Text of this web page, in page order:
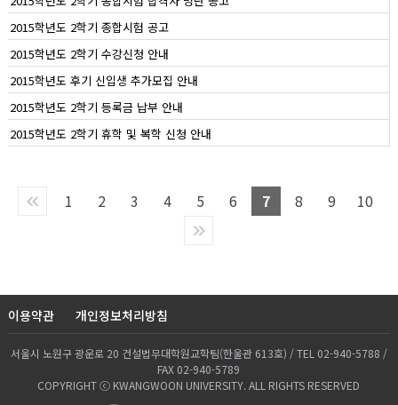
2015학년도 2학기 종합시험 공고
2015학년도 2학기 수강신청 안내
2015학년도 후기 신입생 추가모집 안내
2015학년도 2학기 등록금 납부 안내
2015학년도 2학기 휴학 및 복학 신청 안내
1 2 3 4 5 6 7 8 9 10
이용약관 개인정보처리방침
서울시 노원구 광운로 20 건설법무대학원교학팀(한울관 613호) / TEL 02-940-5788 /
FAX 02-940-5789
COPYRIGHT ⓒ KWANGWOON UNIVERSITY. ALL RIGHTS RESERVED